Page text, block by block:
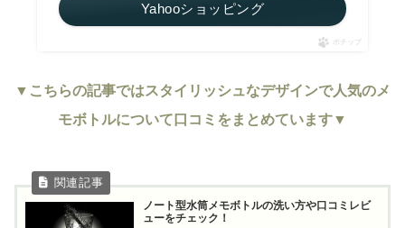
Yahooショッピング
ポチップ
▼こちらの記事ではスタイリッシュなデザインで人気のメ
モボトルについて口コミをまとめています▼
ノート型水筒メモボトルの洗い方や口コミレビ
ューをチェック！